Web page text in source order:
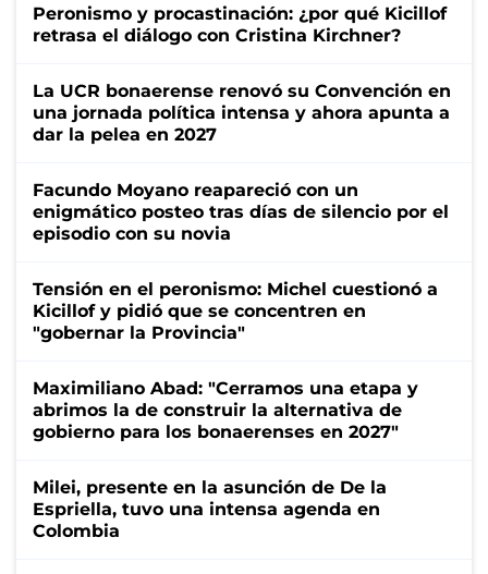
Peronismo y procastinación: ¿por qué Kicillof
retrasa el diálogo con Cristina Kirchner?
La UCR bonaerense renovó su Convención en
una jornada política intensa y ahora apunta a
dar la pelea en 2027
Facundo Moyano reapareció con un
enigmático posteo tras días de silencio por el
episodio con su novia
Tensión en el peronismo: Michel cuestionó a
Kicillof y pidió que se concentren en
"gobernar la Provincia"
Maximiliano Abad: "Cerramos una etapa y
abrimos la de construir la alternativa de
gobierno para los bonaerenses en 2027"
Milei, presente en la asunción de De la
Espriella, tuvo una intensa agenda en
Colombia